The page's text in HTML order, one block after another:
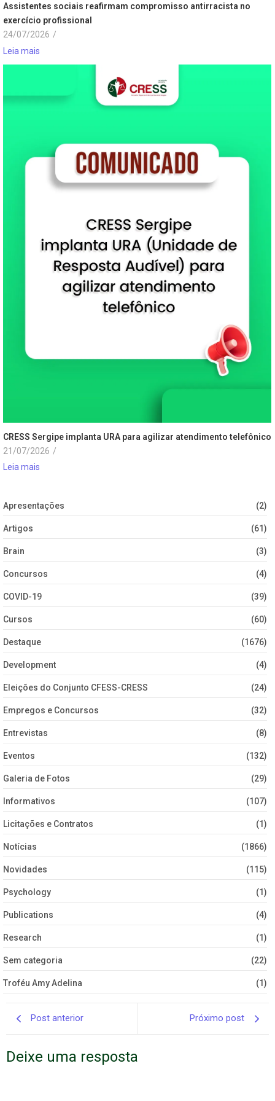
Assistentes sociais reafirmam compromisso antirracista no
exercício profissional
24/07/2026 /
Leia mais
CRESS Sergipe implanta URA para agilizar atendimento telefônico
21/07/2026 /
Leia mais
Apresentações (2)
Artigos (61)
Brain (3)
Concursos (4)
COVID-19 (39)
Cursos (60)
Destaque (1676)
Development (4)
Eleições do Conjunto CFESS-CRESS (24)
Empregos e Concursos (32)
Entrevistas (8)
Eventos (132)
Galeria de Fotos (29)
Informativos (107)
Licitações e Contratos (1)
Notícias (1866)
Novidades (115)
Psychology (1)
Publications (4)
Research (1)
Sem categoria (22)
Troféu Amy Adelina (1)
Post anterior Próximo post
Deixe uma resposta